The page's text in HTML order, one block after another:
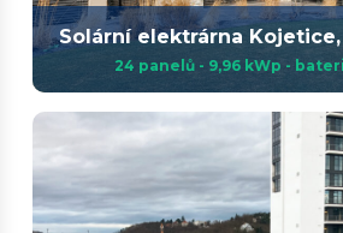
Solární elektrárna
24 panelů - 9,96 kWp -